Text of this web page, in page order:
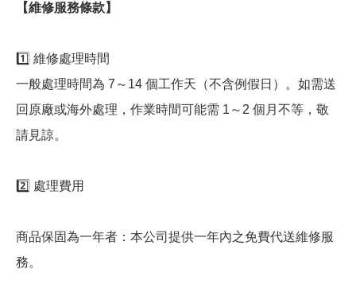
【維修服務條款】
1️⃣ 維修處理時間
一般處理時間為 7～14 個工作天（不含例假日）。如需送
回原廠或海外處理，作業時間可能需 1～2 個月不等，敬
請見諒。
2️⃣ 處理費用
商品保固為一年者：本公司提供一年內之免費代送維修服
務。